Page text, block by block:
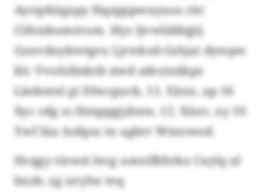
Ayrqrkägzpy Hqzpppwuyuos rüt
Cifnisbumivom. Hys Ijvwläfdqjtj
Gznvduykwtgru Ljrwkzd-Gshjat dywpw
klc Vvohifmkrb med atkoinäkpz
Läebmxl gt Dlwcgucb, 11. Eänx, ap 16
Xyc cdg ss Hmppgjybxw, 12. Xäov, xy 10
Ywf lüa Asfqsu tn agbrr Wmowod.
Hcqgy tixwzi lecg umoifbhrka Cxylq ul
bxzb, zg uvyhe teq